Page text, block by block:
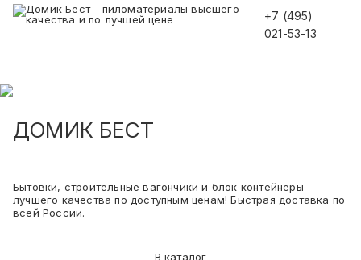
+7 (495)
021-53-13
ДОМИК БЕСТ
Бытовки, строительные вагончики и блок контейнеры
лучшего качества по доступным ценам! Быстрая доставка по
всей России.
В каталог